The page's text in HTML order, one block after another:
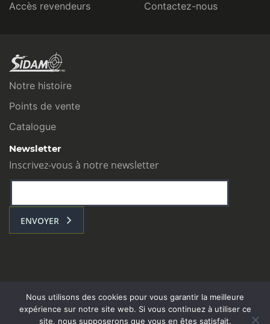
Accès revendeurs Contactez-nous
Notre histoire
Points de vente
Catalogue
Newsletter
Inscrivez-vous à notre newsletter
ENVOYER
Nous utilisons des cookies pour vous garantir la meilleure
expérience sur notre site web. Si vous continuez à utiliser ce
site, nous supposerons que vous en êtes satisfait.